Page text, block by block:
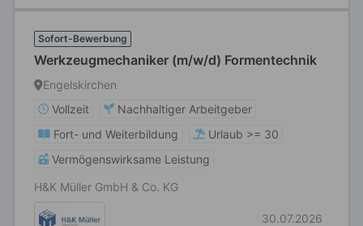
Sofort-Bewerbung
Werkzeugmechaniker (m/w/d) Formentechnik
Engelskirchen
Vollzeit
Nachhaltiger Arbeitgeber
Fort- und Weiterbildung
Urlaub >= 30
Vermögenswirksame Leistung
H&K Müller GmbH & Co. KG
30.07.2026